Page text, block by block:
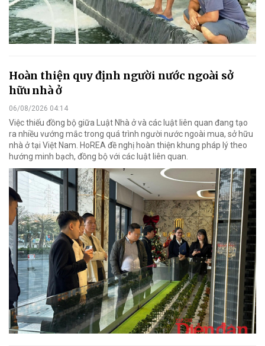
Hoàn thiện quy định người nước ngoài sở
hữu nhà ở
06/08/2026 04:14
Việc thiếu đồng bộ giữa Luật Nhà ở và các luật liên quan đang tạo
ra nhiều vướng mắc trong quá trình người nước ngoài mua, sở hữu
nhà ở tại Việt Nam. HoREA đề nghị hoàn thiện khung pháp lý theo
hướng minh bạch, đồng bộ với các luật liên quan.